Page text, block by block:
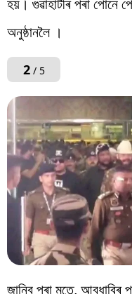
হয়। গুৱাহাটীৰ পৰা পোনে
অনুষ্ঠানলৈ ।
2/ 5
জানিব পৰা মতে, আবুধাবিৰ